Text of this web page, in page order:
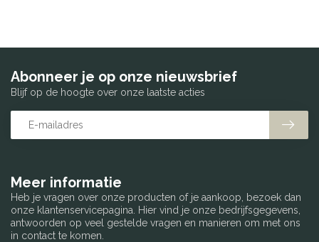
Meer informatie
Heb je vragen over onze producten of je aankoop, bezoek dan
onze klantenservicepagina. Hier vind je onze bedrijfsgegevens,
antwoorden op veel gestelde vragen en manieren om met ons
in contact te komen.
Abonneer je op onze nieuwsbrief
Blijf op de hoogte over onze laatste acties